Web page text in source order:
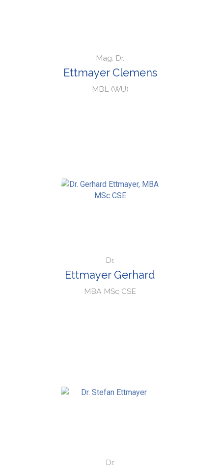
Mag. Dr.
Ettmayer Clemens
MBL (WU)
Dr.
Ettmayer Gerhard
MBA MSc CSE
Dr.